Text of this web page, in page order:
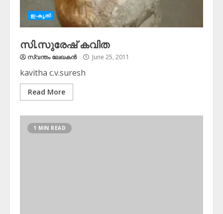
ഇ-കൃതി
സി.സുരേഷ് കവിത
സ്വന്തം ലേഖകന്‍ June 25, 2011
kavitha c.v.suresh
Read More
1 MIN READ